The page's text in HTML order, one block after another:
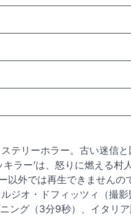
テリーホラー。古い迷信
キラー’は、怒りに燃える
外では再生できません
ジオ・ドフィッツィ（撮
ング（3分9秒）、イタリ